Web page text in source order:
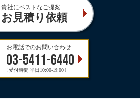
貴社にベストなご提案
お見積り依頼
お電話でのお問い合わせ
03-5411-6440
〔受付時間 平日10:00-19:00〕